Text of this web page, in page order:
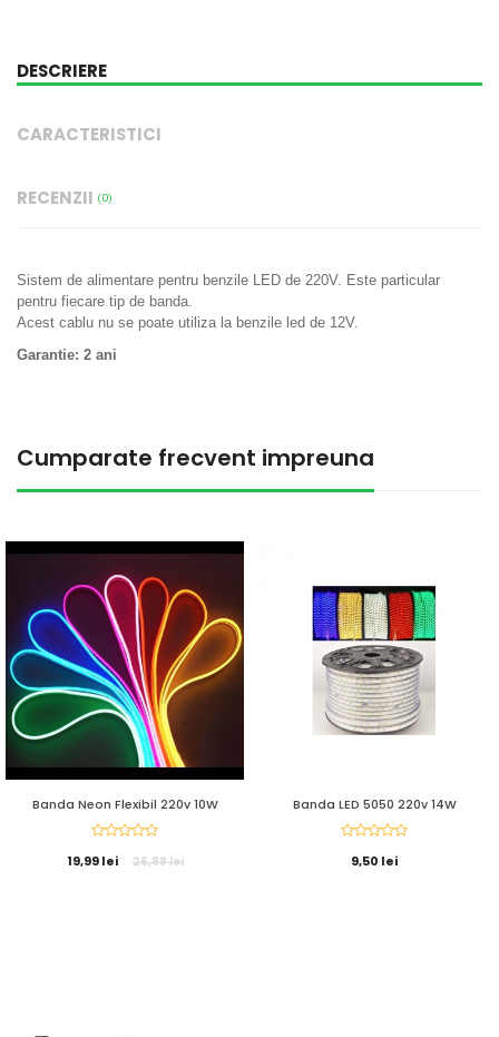
DESCRIERE
CARACTERISTICI
RECENZII (0)
Sistem de alimentare pentru benzile LED de 220V. Este particular
pentru fiecare tip de banda.
Acest cablu nu se poate utiliza la benzile led de 12V.
Garantie: 2 ani
Cumparate frecvent impreuna
Banda Neon Flexibil 220v 10W
19,99 lei 26,99 lei
Banda LED 5050 220v 14W
9,50 lei